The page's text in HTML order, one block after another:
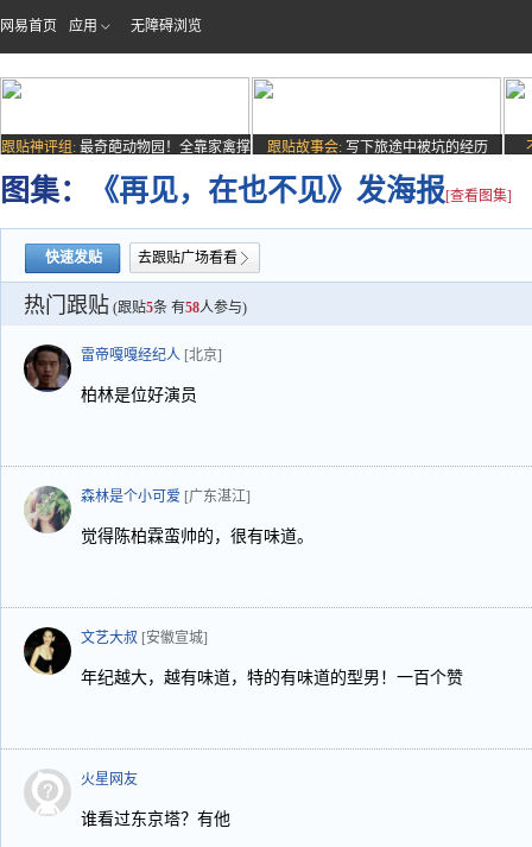
网易首页 应用 无障碍浏览
跟贴神评组: 最奇葩动物园！全靠家禽撑
场子
跟贴故事会: 写下旅途中被坑的经历
图集： 《再见，在也不见》发海报[查看图集]
快速发贴 去跟贴广场看看
热门跟贴 (跟贴5条 有58人参与)
雷帝嘎嘎经纪人 [北京]
柏林是位好演员
森林是个小可爱 [广东湛江]
觉得陈柏霖蛮帅的，很有味道。
文艺大叔 [安徽宣城]
年纪越大，越有味道，特的有味道的型男！一百个赞
火星网友
谁看过东京塔？有他